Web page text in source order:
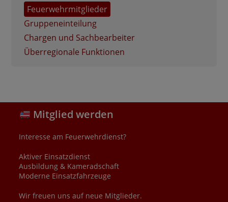
Feuerwehrmitglieder
Gruppeneinteilung
Chargen und Sachbearbeiter
Überregionale Funktionen
Mitglied werden
Interesse am Feuerwehrdienst?
Aktiver Einsatzdienst
Ausbildung & Kameradschaft
Moderne Einsatzfahrzeuge
Wir freuen uns auf neue Mitglieder.